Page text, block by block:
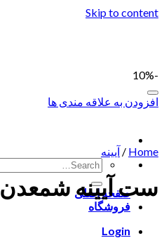
Skip to content
صفحه اصلی
فروشگاه
Login
-10%
افزودن به علاقه مندی ها
Home
/ آیینه
ست آیینه شمعدن